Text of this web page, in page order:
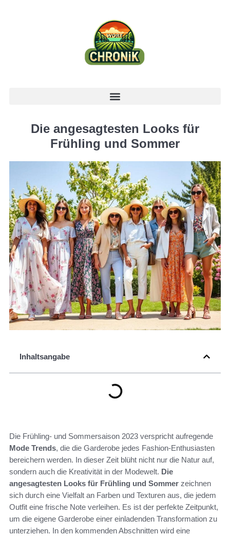
Die angesagtesten Looks für
Frühling und Sommer
Inhaltsangabe
Die Frühling- und Sommersaison 2023 verspricht aufregende
Mode Trends, die die Garderobe jedes Fashion-Enthusiasten
bereichern werden. In dieser Zeit blüht nicht nur die Natur auf,
sondern auch die Kreativität in der Modewelt. Die
angesagtesten Looks für Frühling und Sommer zeichnen
sich durch eine Vielfalt an Farben und Texturen aus, die jedem
Outfit eine frische Note verleihen. Es ist der perfekte Zeitpunkt,
um die eigene Garderobe einer einladenden Transformation zu
unterziehen. In den kommenden Abschnitten wird eine